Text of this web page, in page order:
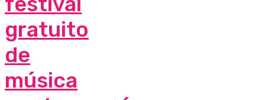
gratuito
de
música